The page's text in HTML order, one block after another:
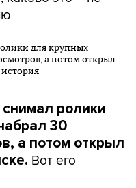
ролики
30
а потом открыл
Вот его